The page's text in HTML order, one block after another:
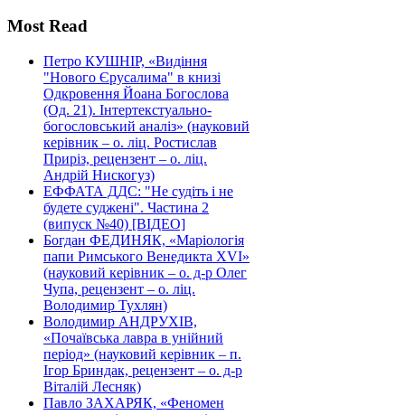
Most Read
Петро КУШНІР, «Видіння
"Нового Єрусалима" в книзі
Одкровення Йоана Богослова
(Од. 21). Інтертекстуально-
богословський аналіз» (науковий
керівник – о. ліц. Ростислав
Приріз, рецензент – о. ліц.
Андрій Нискогуз)
ЕФФАТА ДДС: "Не судіть і не
будете суджені". Частина 2
(випуск №40) [ВІДЕО]
Богдан ФЕДИНЯК, «Маріологія
папи Римського Венедикта XVI»
(науковий керівник – о. д-р Олег
Чупа, рецензент – о. ліц.
Володимир Тухлян)
Володимир АНДРУХІВ,
«Почаївська лавра в унійний
період» (науковий керівник – п.
Ігор Бриндак, рецензент – о. д-р
Віталій Лесняк)
Павло ЗАХАРЯК, «Феномен